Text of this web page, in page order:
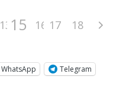
13 14
15 16 17 18
WhatsApp
Telegram